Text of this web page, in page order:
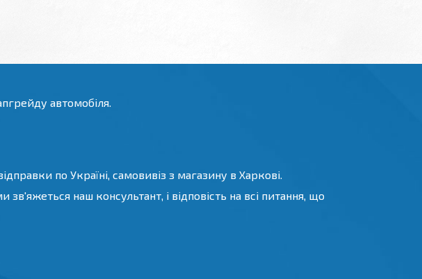
автомобіля.
по Україні, самовивіз з магазину в Харкові.
наш консультант, і відповість на всі питання, що